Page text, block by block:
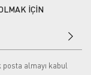
İÇİN
almayı kabul